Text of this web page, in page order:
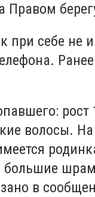
Правом
при себе не
рост
волосы.
большие
в